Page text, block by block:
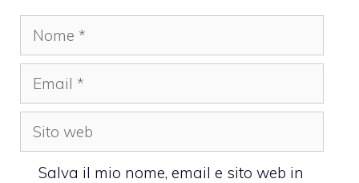
Nome
Email
Sito
web
Salva il mio nome, email e sito web in